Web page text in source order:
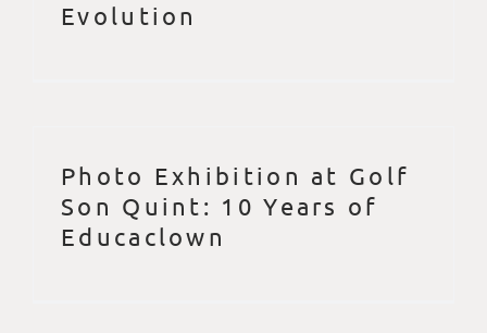
Evolution
Photo Exhibition at Golf
Son Quint: 10 Years of
Educaclown